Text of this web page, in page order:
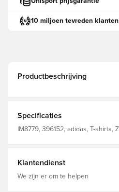
10 miljoen tevreden
Productbeschrijving
Specificaties
IM8779, 396152, adidas, T-shirts,
Klantendienst
We zijn er om te helpen